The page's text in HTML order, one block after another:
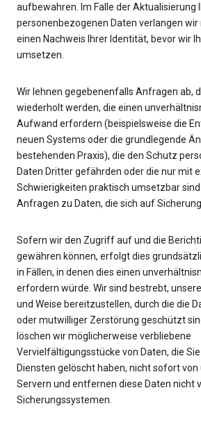
aufbewahren. Im Falle der Aktualisierung
personenbezogenen Daten verlangen
einen Nachweis Ihrer Identität, bevor wir
umsetzen.
Wir lehnen gegebenenfalls Anfragen ab,
wiederholt werden, die einen
Aufwand erfordern (beispielsweise die
neuen Systems oder die grundlegende
bestehenden Praxis), die den Schutz
Daten Dritter gefährden oder die nur mit
Schwierigkeiten praktisch umsetzbar
Anfragen zu Daten, die sich auf
Sofern wir den Zugriff auf und die
gewähren können, erfolgt dies
in Fällen, in denen dies einen
erfordern würde. Wir sind bestrebt,
und Weise bereitzustellen, durch die die
oder mutwilliger Zerstörung geschützt
löschen wir möglicherweise verbliebene
Vervielfältigungsstücke von Daten, die
Diensten gelöscht haben, nicht sofort
Servern und entfernen diese Daten nicht
Sicherungssystemen.